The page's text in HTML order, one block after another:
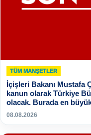
TÜM MANŞETLER
İçişleri Bakanı Mustafa
kanun olarak Türkiye
olacak. Burada en
08.08.2026